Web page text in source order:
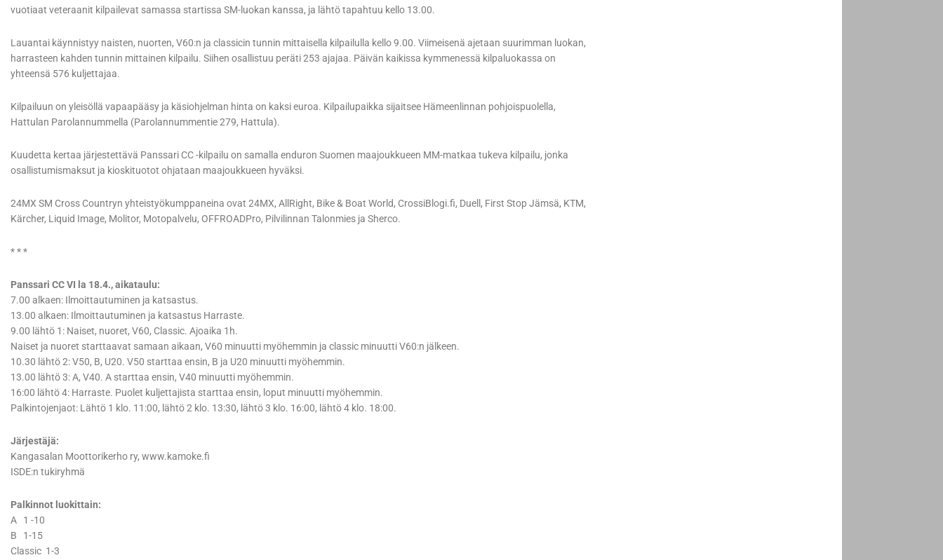
vuotiaat veteraanit kilpailevat samassa startissa SM-luokan kanssa, ja lähtö tapahtuu kello 13.00.
Lauantai käynnistyy naisten, nuorten, V60:n ja classicin tunnin mittaisella kilpailulla kello 9.00. Viimeisenä ajetaan suurimman luokan,
harrasteen kahden tunnin mittainen kilpailu. Siihen osallistuu peräti 253 ajajaa. Päivän kaikissa kymmenessä kilpaluokassa on
yhteensä 576 kuljettajaa.
Kilpailuun on yleisöllä vapaapääsy ja käsiohjelman hinta on kaksi euroa. Kilpailupaikka sijaitsee Hämeenlinnan pohjoispuolella,
Hattulan Parolannummella (Parolannummentie 279, Hattula).
Kuudetta kertaa järjestettävä Panssari CC -kilpailu on samalla enduron Suomen maajoukkueen MM-matkaa tukeva kilpailu, jonka
osallistumismaksut ja kioskituotot ohjataan maajoukkueen hyväksi.
24MX SM Cross Countryn yhteistyökumppaneina ovat 24MX, AllRight, Bike & Boat World, CrossiBlogi.fi, Duell, First Stop Jämsä, KTM,
Kärcher, Liquid Image, Molitor, Motopalvelu, OFFROADPro, Pilvilinnan Talonmies ja Sherco.
* * *
Panssari CC VI la 18.4., aikataulu:
7.00 alkaen: Ilmoittautuminen ja katsastus.
13.00 alkaen: Ilmoittautuminen ja katsastus Harraste.
9.00 lähtö 1: Naiset, nuoret, V60, Classic. Ajoaika 1h.
Naiset ja nuoret starttaavat samaan aikaan, V60 minuutti myöhemmin ja classic minuutti V60:n jälkeen.
10.30 lähtö 2: V50, B, U20. V50 starttaa ensin, B ja U20 minuutti myöhemmin.
13.00 lähtö 3: A, V40. A starttaa ensin, V40 minuutti myöhemmin.
16:00 lähtö 4: Harraste. Puolet kuljettajista starttaa ensin, loput minuutti myöhemmin.
Palkintojenjaot: Lähtö 1 klo. 11:00, lähtö 2 klo. 13:30, lähtö 3 klo. 16:00, lähtö 4 klo. 18:00.
Järjestäjä:
Kangasalan Moottorikerho ry, www.kamoke.fi
ISDE:n tukiryhmä
Palkinnot luokittain:
A 1 -10
B 1-15
Classic 1-3